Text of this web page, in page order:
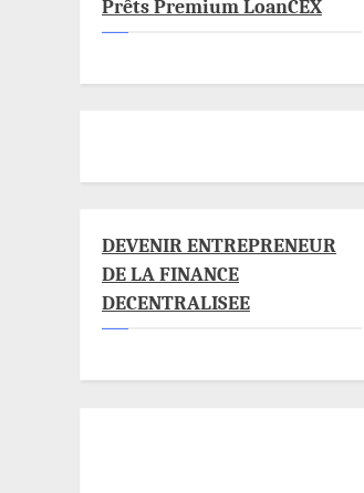
Prêts Premium LoanCEX
DEVENIR ENTREPRENEUR
DE LA FINANCE
DECENTRALISEE